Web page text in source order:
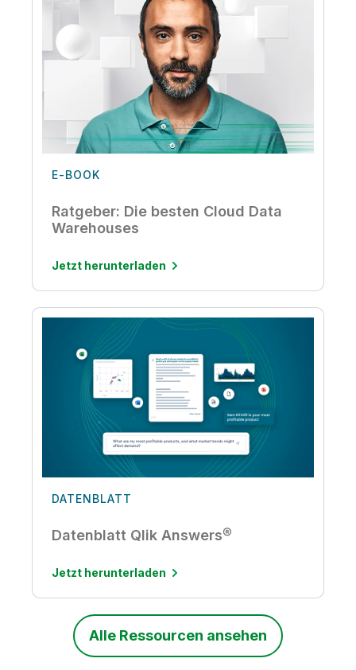
E-BOOK
Ratgeber: Die besten Cloud Data
Warehouses
Jetzt herunterladen
DATENBLATT
Datenblatt Qlik Answers®
Jetzt herunterladen
Alle Ressourcen ansehen